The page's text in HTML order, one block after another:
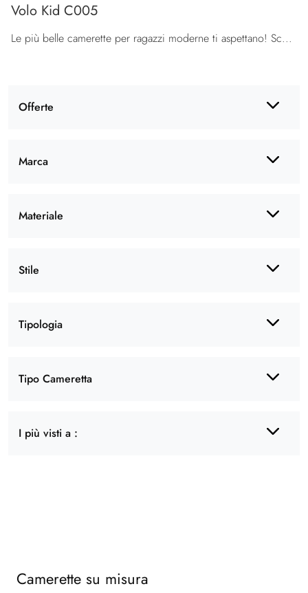
Offerte
Marca
Materiale
Stile
Tipologia
Tipo Cameretta
I più visti a :
Volo Kid C005
Le più belle camerette per ragazzi moderne ti aspettano! Scopri il modello Volo Kid C005 di Colombini Casa.
Camerette su misura